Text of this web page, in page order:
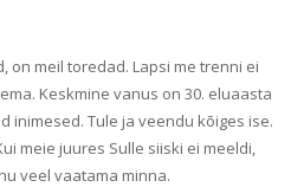
on meil toredad. Lapsi me trenni ei
Keskmine vanus on 30. eluaasta
inimesed. Tule ja veendu kõiges ise.
meie juures Sulle siiski ei meeldi,
veel vaatama minna.